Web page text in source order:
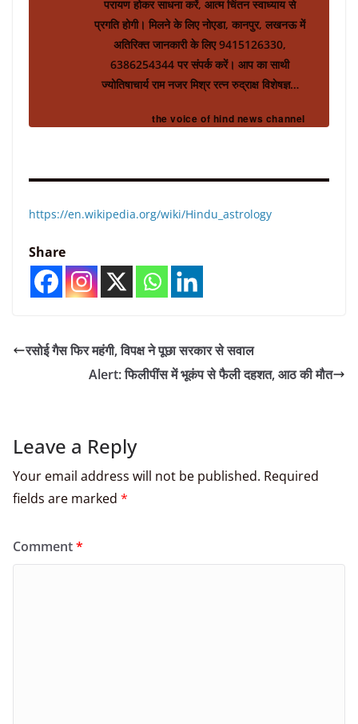
परायण होकर साधना करें, आत्म चिंतन स्वाध्याय से
प्रगति होगी। मिलने के लिए नोएडा, कानपुर, लखनऊ में
अतिरिक्त जानकारी के लिए 9415126330,
6386254344 पर संपर्क करें। आप का साथी
ज्योतिषाचार्य राम नजर मिश्र रत्न रुद्राक्ष विशेषज्ञ…
the voice of hind news channel
https://en.wikipedia.org/wiki/Hindu_astrology
Share
रसोई गैस फिर महंगी, विपक्ष ने पूछा सरकार से सवाल
Alert: फिलीपींस में भूकंप से फैली दहशत, आठ की मौत
Leave a Reply
Your email address will not be published. Required
fields are marked *
Comment*